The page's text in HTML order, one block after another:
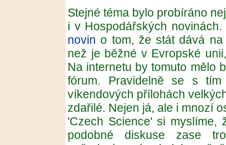
Stejné téma bylo probíráno
i v Hospodářských novinách.
novin o tom, že stát dává
než je běžné v Evropské
Na internetu by tomuto mělo
fórum. Pravidelně se s
víkendových přílohách
zdařilé. Nejen já, ale i mnozí
'Czech Science' si myslíme,
podobné diskuse zase